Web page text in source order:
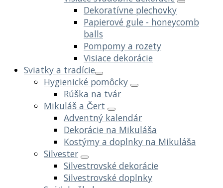
Dekoratívne plechovky
Papierové gule - honeycomb
balls
Pompomy a rozety
Visiace dekorácie
Sviatky a tradície
Hygienické pomôcky
Rúška na tvár
Mikuláš a Čert
Adventný kalendár
Dekorácie na Mikuláša
Kostýmy a doplnky na Mikuláša
Silvester
Silvestrovské dekorácie
Silvestrovské doplnky